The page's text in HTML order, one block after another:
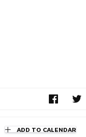
ADD TO CALENDAR